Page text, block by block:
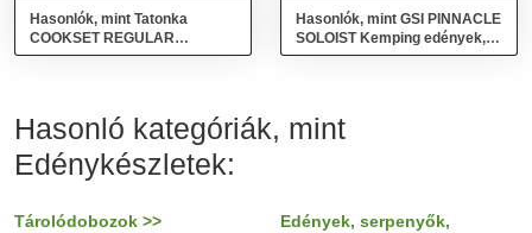
Hasonlók, mint Tatonka
COOKSET REGULAR
Edénykészlet, ezüst, méret
Hasonlók, mint GSI PINNACLE
SOLOIST Kemping edények,
sötétszürke, méret
Hasonló kategóriák, mint
Edénykészletek:
Tárolódobozok >> Edények, serpenyők,